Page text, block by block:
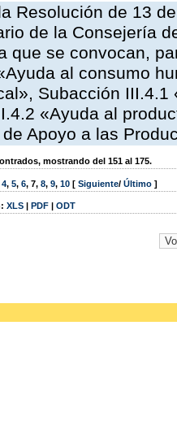
Resolución de 13
de la Consejería
que se convocan,
al consumo
Subacción
«Ayuda al
Apoyo a las
mostrando del 151 al 175.
4, 5, 6, 7, 8, 9, 10 [ Siguiente/ Último ]
XLS | PDF | ODT